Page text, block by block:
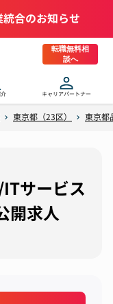
統合のお知らせ
転職無料相
談へ
キャリアパートナー
東京都（23区） 東京都
サービス
開求人